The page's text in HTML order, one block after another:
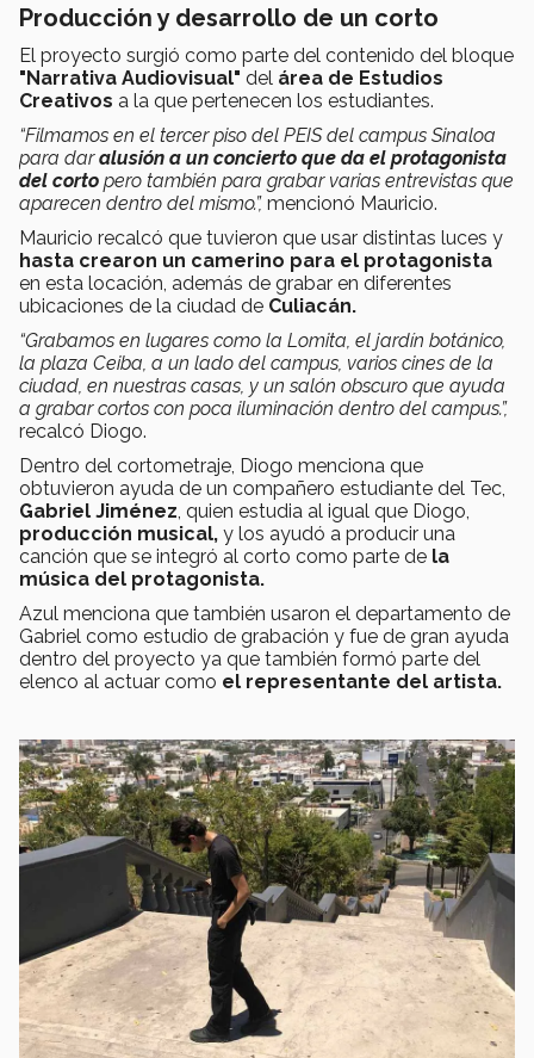
Producción y desarrollo de un corto
El proyecto surgió como parte del contenido del bloque
"Narrativa Audiovisual" del área de Estudios
Creativos a la que pertenecen los estudiantes.
“Filmamos en el tercer piso del PEIS del campus Sinaloa
para daralusión a un concierto que da el protagonista
del corto pero también para grabar varias entrevistas que
aparecen dentro del mismo.”, mencionó Mauricio.
Mauricio recalcó que tuvieron que usar distintas luces y
hasta crearon un camerino para el protagonista
en esta locación, además de grabar en diferentes
ubicaciones de la ciudad de Culiacán.
“Grabamos en lugares como la Lomita, el jardín botánico,
la plaza Ceiba, a un lado del campus, varios cines de la
ciudad, en nuestras casas, y un salón obscuro que ayuda
a grabar cortos con poca iluminación dentro del campus.”,
recalcó Diogo.
Dentro del cortometraje, Diogo menciona que
obtuvieron ayuda de un compañero estudiante del Tec,
Gabriel Jiménez , quien estudia al igual que Diogo,
producción musical, y los ayudó a producir una
canción que se integró al corto como parte de la
música del protagonista.
Azul menciona que también usaron el departamento de
Gabriel como estudio de grabación y fue de gran ayuda
dentro del proyecto ya que también formó parte del
elenco al actuar como el representante del artista.